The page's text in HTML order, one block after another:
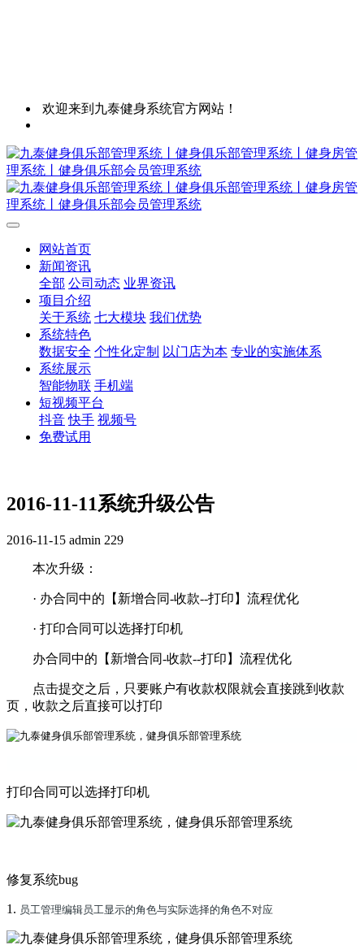
欢迎来到九泰健身系统官方网站！
网站首页
新闻资讯
全部 公司动态 业界资讯
项目介绍
关于系统 七大模块 我们优势
系统特色
数据安全 个性化定制 以门店为本 专业的实施体系
系统展示
智能物联 手机端
短视频平台
抖音 快手 视频号
免费试用
2016-11-11系统升级公告
2016-11-15 admin 229
本次升级：
· 办合同中的【新增合同-收款--打印】流程优化
· 打印合同可以选择打印机
办合同中的【新增合同-收款--打印】流程优化
点击提交之后，只要账户有收款权限就会直接跳到收款
页，收款之后直接可以打印
打印合同可以选择打印机
修复系统bug
1. 员工管理编辑员工显示的角色与实际选择的角色不对应